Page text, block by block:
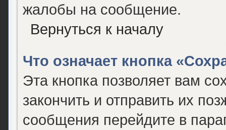
жалобы на сообщение.
Вернуться к началу
Что означает кнопка
Эта кнопка позволяет вам
закончить и отправить их
сообщения перейдите в